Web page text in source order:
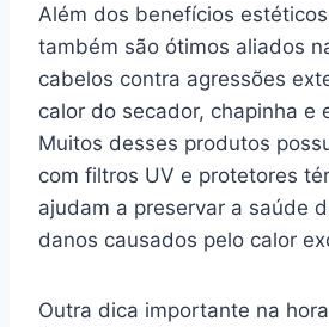
Além dos benefícios
também são ótimos aliados
cabelos contra agressões
calor do secador, chapinha e
Muitos desses produtos
com filtros UV e protetores
ajudam a preservar a saúde
danos causados pelo calor
Outra dica importante na